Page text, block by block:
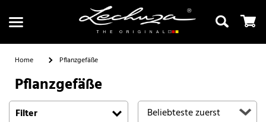
Suchen
Home Pflanzgefäße
Pflanzgefäße
Filter